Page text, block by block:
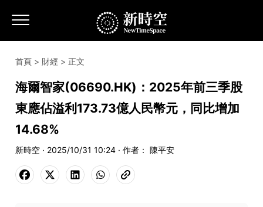
首頁 > 財經 > 正文
海爾智家(06690.HK)：2025年前三季股
東應佔溢利173.73億人民幣元，同比增加
14.68%
新時空 · 2025/10/31 10:24 · 作者： 陳平安